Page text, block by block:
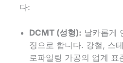
다:
DCMT (성형): 날카롭게
징으로 합니다. 강철, 스
로파일링 가공의 업계 표